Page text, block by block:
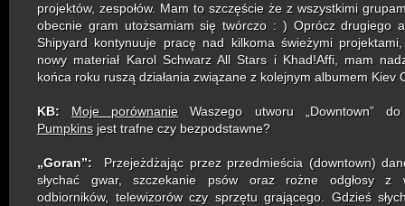
projektów, zespołów. Mam to szczęście że z wszystkimi
obecnie gram utożsamiam się twórczo : ) Oprócz drugiego
Shipyard kontynuuje pracę nad kilkoma świeżymi
nowy materiał Karol Schwarz All Stars i Khad!Affi, mam
końca roku ruszą działania związane z kolejnym albumem Kiev
KB: Moje porównanie Waszego utworu „Downtown”
Pumpkins jest trafne czy bezpodstawne?
„Goran”:
Przejeżdżając przez przedmieścia (downtown)
słychać gwar, szczekanie psów oraz rożne odgłosy z
odbiorników, telewizorów czy sprzętu grającego. Gdzieś